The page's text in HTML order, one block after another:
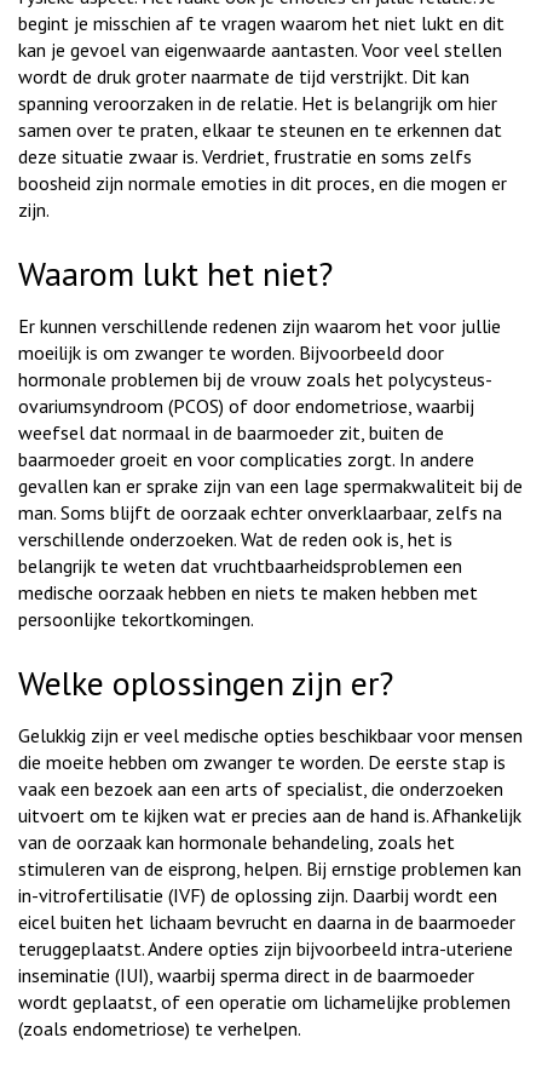
begint je misschien af te vragen waarom het niet lukt en dit
kan je gevoel van eigenwaarde aantasten. Voor veel stellen
wordt de druk groter naarmate de tijd verstrijkt. Dit kan
spanning veroorzaken in de relatie. Het is belangrijk om hier
samen over te praten, elkaar te steunen en te erkennen dat
deze situatie zwaar is. Verdriet, frustratie en soms zelfs
boosheid zijn normale emoties in dit proces, en die mogen er
zijn.
Waarom lukt het niet?
Er kunnen verschillende redenen zijn waarom het voor jullie
moeilijk is om zwanger te worden. Bijvoorbeeld door
hormonale problemen bij de vrouw zoals het polycysteus-
ovariumsyndroom (PCOS) of door endometriose, waarbij
weefsel dat normaal in de baarmoeder zit, buiten de
baarmoeder groeit en voor complicaties zorgt. In andere
gevallen kan er sprake zijn van een lage spermakwaliteit bij de
man. Soms blijft de oorzaak echter onverklaarbaar, zelfs na
verschillende onderzoeken. Wat de reden ook is, het is
belangrijk te weten dat vruchtbaarheidsproblemen een
medische oorzaak hebben en niets te maken hebben met
persoonlijke tekortkomingen.
Welke oplossingen zijn er?
Gelukkig zijn er veel medische opties beschikbaar voor mensen
die moeite hebben om zwanger te worden. De eerste stap is
vaak een bezoek aan een arts of specialist, die onderzoeken
uitvoert om te kijken wat er precies aan de hand is. Afhankelijk
van de oorzaak kan hormonale behandeling, zoals het
stimuleren van de eisprong, helpen. Bij ernstige problemen kan
in-vitrofertilisatie (IVF) de oplossing zijn. Daarbij wordt een
eicel buiten het lichaam bevrucht en daarna in de baarmoeder
teruggeplaatst. Andere opties zijn bijvoorbeeld intra-uteriene
inseminatie (IUI), waarbij sperma direct in de baarmoeder
wordt geplaatst, of een operatie om lichamelijke problemen
(zoals endometriose) te verhelpen.